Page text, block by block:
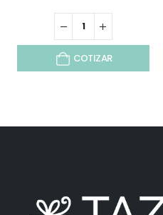
COTIZAR